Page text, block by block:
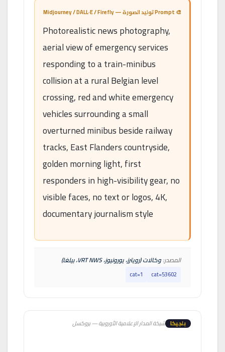
🎨 Prompt توليد الصورة — Midjourney / DALL·E / Firefly
Photorealistic news photography,
aerial view of emergency services
responding to a train-minibus
collision at a rural Belgian level
crossing, red and white emergency
vehicles surrounding a small
overturned minibus beside railway
tracks, East Flanders countryside,
golden morning light, first
responders in high-visibility gear, no
visible faces, no text or logos, 4K,
documentary journalism style
المصدر:وكالات (رويترز، يورونيوز، VRT NWS، بيلغا)
cat=53602
cat=1
بلجيكا شبكة المدار الإعلامية الأوروبية — بروكسل